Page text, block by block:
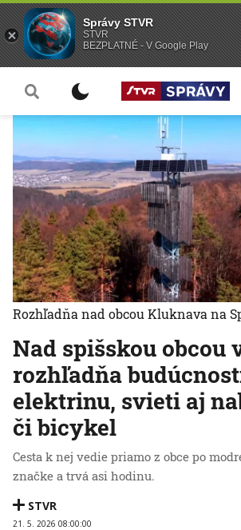
Nad spišskou obcou
rozhľadňa
elektrinu, svieti aj
či bicykel
Cesta k nej vedie priamo z obce po
značke a trvá asi hodinu.
STVR
21. 5. 2026 08:00:00
Rozhľadňa nad obcou Kluknava na
Správy STVR
STVR
BEZPLATNÉ - V Google Play